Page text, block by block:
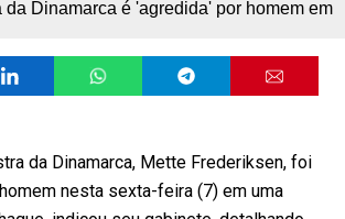
da Dinamarca, Mette Frederiksen, foi
nesta sexta-feira (7) em uma